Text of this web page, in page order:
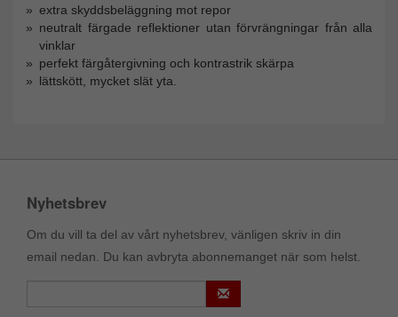
extra skyddsbeläggning mot repor
neutralt färgade reflektioner utan förvrängningar från alla
vinklar
perfekt färgåtergivning och kontrastrik skärpa
lättskött, mycket slät yta.
Nyhetsbrev
Om du vill ta del av vårt nyhetsbrev, vänligen skriv in din
email nedan. Du kan avbryta abonnemanget när som helst.